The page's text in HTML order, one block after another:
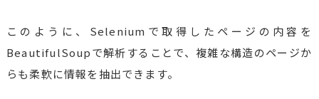
このように、Seleniumで取得したページの内容を
BeautifulSoupで解析することで、複雑な構造のページか
らも柔軟に情報を抽出できます。